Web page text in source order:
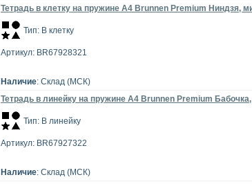
Тетрадь в клетку на пружине А4 Brunnen Premium Ниндзя,
Тип: В клетку
Артикул: BR67928321
Наличие: Склад (МСК)
Тетрадь в линейку на пружине А4 Brunnen Premium
Тип: В линейку
Артикул: BR67927322
Наличие: Склад (МСК)